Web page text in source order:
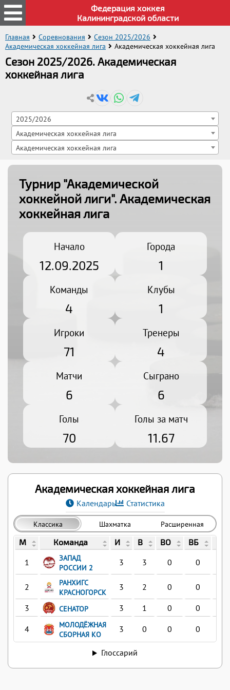
Федерация хоккея
Калининградской области
Главная Соревнования
Сезон 2025/2026
Академическая хоккейная лига
Академическая хоккейная лига
Сезон 2025/2026. Академическая
хоккейная лига
2025/2026
Академическая хоккейная лига
Академическая хоккейная лига
Турнир "Академической
хоккейной лиги". Академическая
хоккейная лига
Начало
12.09.2025
Города
1
Команды
4
Клубы
1
Игроки
71
Тренеры
4
Матчи
6
Сыграно
6
Голы
70
Голы за матч
11.67
Академическая хоккейная лига
Календарь Статистика
Классика Шахматка
Расширенная
М
Команда И В ВО ВБ
1
ЗАПАД
РОССИИ 2
3 3 0 0
2
РАНХИГС
КРАСНОГОРСК
3 2 0 0
3 СЕНАТОР 3 1 0 0
4
МОЛОДЁЖНАЯ
СБОРНАЯ КО
3 0 0 0
Глоссарий